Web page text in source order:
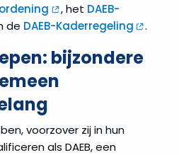
, het DAEB-
de DAEB-Kaderregeling .
bijzondere
voorzover zij in hun
als DAEB, een